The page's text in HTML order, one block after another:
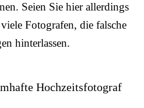
Seien Sie hier allerdings
Fotografen, die falsche
hinterlassen.